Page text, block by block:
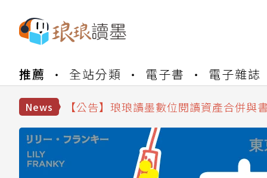
推薦 全站分類 電子書 電子雜誌
News
【公告】琅琅書店服務升級重要說明及
【公告】琅琅讀墨數位閱讀資產合併與
【公告】琅琅讀墨 3 分鐘完成書櫃開通
【公告】琅琅書店服務升級重要說明及
【公告】因 Readmoo 讀墨系統維護